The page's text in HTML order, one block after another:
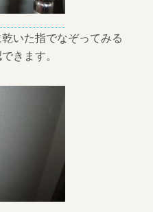
いた指でなぞってみる
きます。